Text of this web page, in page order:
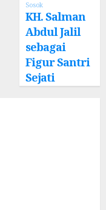
Sosok
KH. Salman
Abdul Jalil
sebagai
Figur Santri
Sejati